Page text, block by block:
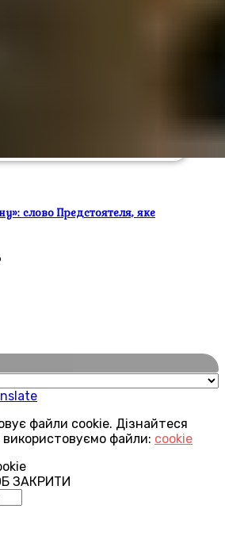
слово Предстоятеля, яке
файли cookie. Дізнайтеся
використовуємо файли: cookie
ЗАКРИТИ